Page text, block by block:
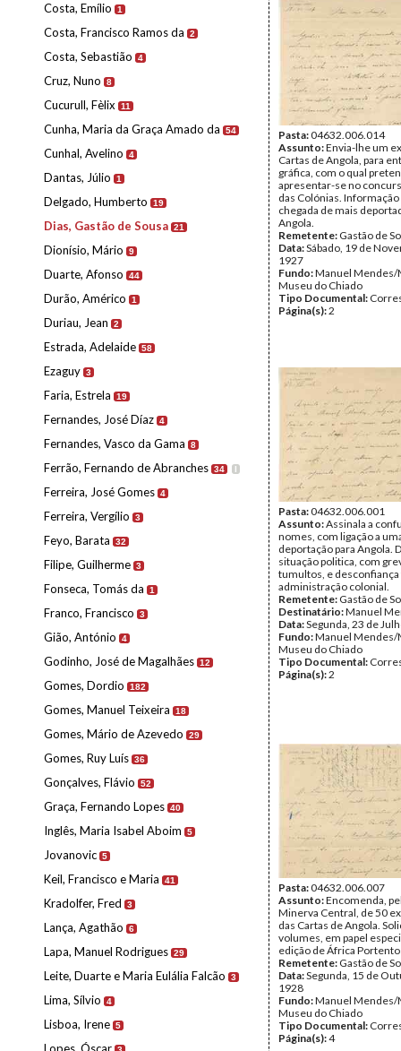
Costa, Emílio 1
Costa, Francisco Ramos da 2
Costa, Sebastião 4
Cruz, Nuno 8
Cucurull, Fèlix 11
Cunha, Maria da Graça Amado da 54
Cunhal, Avelino 4
Dantas, Júlio 1
Delgado, Humberto 19
Dias, Gastão de Sousa 21
Dionísio, Mário 9
Duarte, Afonso 44
Durão, Américo 1
Duriau, Jean 2
Estrada, Adelaide 58
Ezaguy 3
Faria, Estrela 19
Fernandes, José Díaz 4
Fernandes, Vasco da Gama 8
Ferrão, Fernando de Abranches 34 I
Ferreira, José Gomes 4
Ferreira, Vergílio 3
Feyo, Barata 32
Filipe, Guilherme 3
Fonseca, Tomás da 1
Franco, Francisco 3
Gião, António 4
Godinho, José de Magalhães 12
Gomes, Dordio 182
Gomes, Manuel Teixeira 18
Gomes, Mário de Azevedo 29
Gomes, Ruy Luís 36
Gonçalves, Flávio 52
Graça, Fernando Lopes 40
Inglês, Maria Isabel Aboim 5
Jovanovic 5
Keil, Francisco e Maria 41
Kradolfer, Fred 3
Lança, Agathão 6
Lapa, Manuel Rodrigues 29
Leite, Duarte e Maria Eulália Falcão 3
Lima, Sílvio 4
Lisboa, Irene 5
Pasta:04632.006.014
Assunto:Envia-lhe um
Cartas de Angola, para
gráfica, com o qual
apresentar-se no
das Colónias. Informação
chegada de mais
Angola.
Remetente: Gastão de
Data:Sábado, 19 de
1927
Fundo:Manuel Mendes/
Museu do Chiado
Tipo Documental:
Página(s):2
Pasta:04632.006.001
Assunto:Assinala a
nomes, com ligação a
deportação para Angola.
situação politica, com
tumultos, e desconfiança
administração colonial.
Remetente: Gastão de
Destinatário:Manuel
Data:Segunda, 23 de
Fundo:Manuel Mendes/
Museu do Chiado
Tipo Documental:
Página(s):2
Pasta:04632.006.007
Assunto:Encomenda,
Minerva Central, de 50
das Cartas de Angola.
volumes, em papel
edição de África
Remetente: Gastão de
Data:Segunda, 15 de
1928
Fundo:Manuel Mendes/
Museu do Chiado
Tipo Documental:
Página(s):4